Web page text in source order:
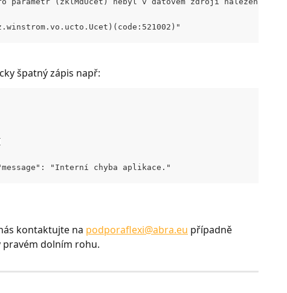
špatný zápis např:
"Interní chyba aplikace."
kontaktujte na podporaflexi@abra.eu případně
dolním rohu.